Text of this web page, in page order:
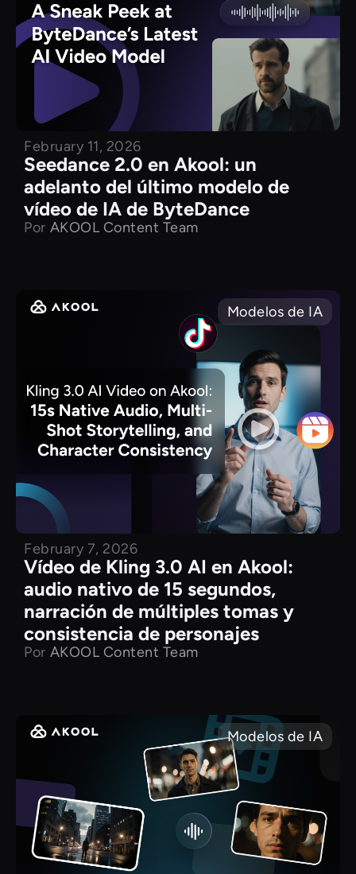
February 11, 2026
Seedance 2.0 en Akool: un
adelanto del último modelo de
vídeo de IA de ByteDance
Por AKOOL Content Team
Modelos de IA
February 7, 2026
Vídeo de Kling 3.0 AI en Akool:
audio nativo de 15 segundos,
narración de múltiples tomas y
consistencia de personajes
Por AKOOL Content Team
Modelos de IA